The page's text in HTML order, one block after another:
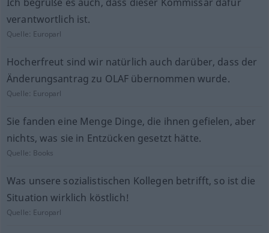
verantwortlich ist.
Quelle: Europarl
Hocherfreut sind wir natürlich auch darüber, dass der
Änderungsantrag zu OLAF übernommen wurde.
Quelle: Europarl
Sie fanden eine Menge Dinge, die ihnen gefielen, aber
nichts, was sie in Entzücken gesetzt hätte.
Quelle: Books
Was unsere sozialistischen Kollegen betrifft, so ist die
Situation wirklich köstlich!
Quelle: Europarl